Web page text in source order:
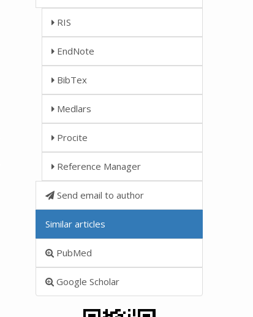
RIS
EndNote
BibTex
Medlars
Procite
Reference Manager
Send email to author
Similar articles
PubMed
Google Scholar